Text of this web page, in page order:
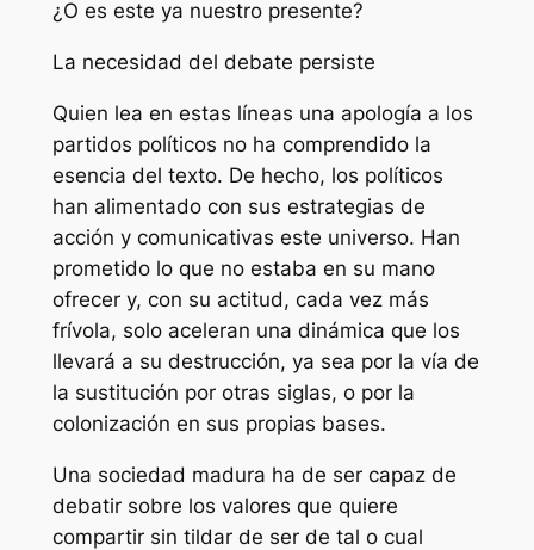
¿O es este ya nuestro presente?
La necesidad del debate persiste
Quien lea en estas líneas una apología a los
partidos políticos no ha comprendido la
esencia del texto. De hecho, los políticos
han alimentado con sus estrategias de
acción y comunicativas este universo. Han
prometido lo que no estaba en su mano
ofrecer y, con su actitud, cada vez más
frívola, solo aceleran una dinámica que los
llevará a su destrucción, ya sea por la vía de
la sustitución por otras siglas, o por la
colonización en sus propias bases.
Una sociedad madura ha de ser capaz de
debatir sobre los valores que quiere
compartir sin tildar de ser de tal o cual